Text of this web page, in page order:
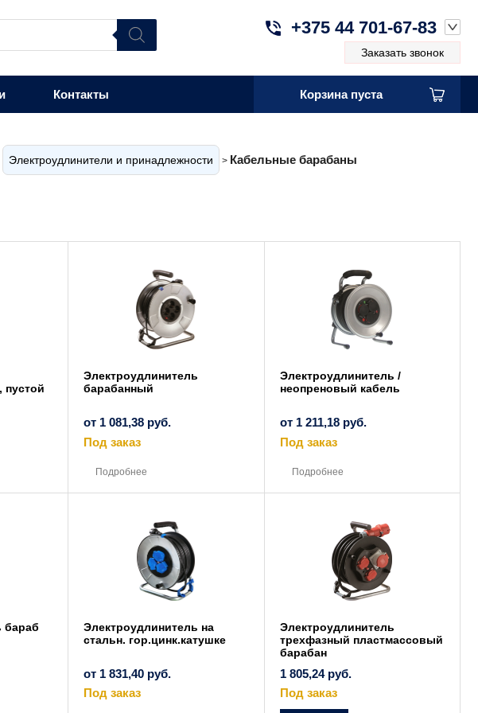
+375 44 701-67-83
Заказать звонок
Контакты Корзина пуста
Электроудлинители и принадлежности > Кабельные барабаны
пустой
Электроудлинитель
барабанный
от 1 081,38 руб.
Под заказ
Подробнее
можно
выбрать
на
странице
товара.
Электроудлинитель /
неопреновый кабель
от 1 211,18 руб.
Под заказ
Подробнее
можно
выбрать
на
странице
товара.
бараб
Электроудлинитель на
стальн. гор.цинк.катушке
от 1 831,40 руб.
Под заказ
Электроудлинитель
трехфазный пластмассовый
барабан
1 805,24 руб.
Под заказ